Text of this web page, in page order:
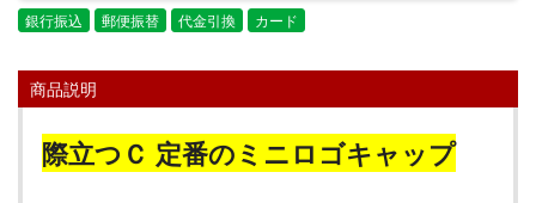
銀行振込 郵便振替 代金引換 カード
商品説明
際立つＣ 定番のミニロゴキャップ